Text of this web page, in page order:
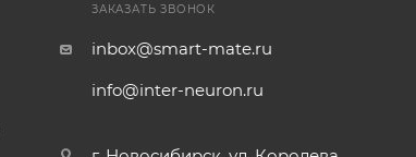
ЗАКАЗАТЬ ЗВОНОК
inbox@smart-mate.ru
info@inter-neuron.ru